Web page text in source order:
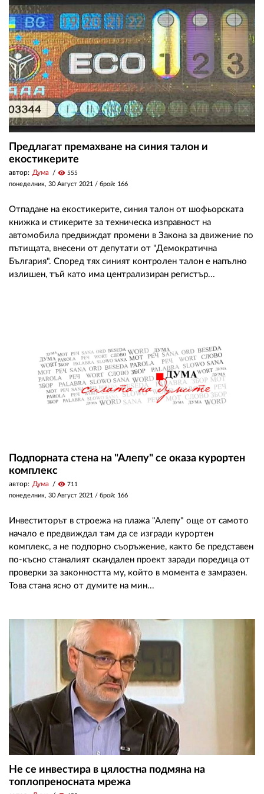
Предлагат премахване на синия талон и
екостикерите
автор: Дума visibility 555
понеделник, 30 Август 2021 / брой: 166
Отпадане на екостикерите, синия талон от шофьорската
книжка и стикерите за техническа изправност на
автомобила предвиждат промени в Закона за движение по
пътищата, внесени от депутати от "Демократична
България". Според тях синият контролен талон е напълно
излишен, тъй като има централизиран регистър...
Подпорната стена на "Алепу" се оказа курортен
комплекс
автор: Дума visibility 711
понеделник, 30 Август 2021 / брой: 166
Инвеститорът в строежа на плажа "Алепу" още от самото
начало е предвиждал там да се изгради курортен
комплекс, а не подпорно съоръжение, както бе представен
по-късно станалият скандален проект заради поредица от
проверки за законността му, който в момента е замразен.
Това стана ясно от думите на мин...
Не се инвестира в цялостна подмяна на
топлопреносната мрежа